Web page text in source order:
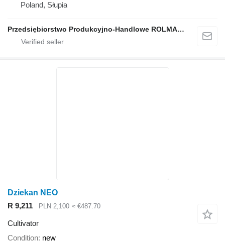
Poland, Słupia
Przedsiębiorstwo Produkcyjno-Handlowe ROLMAPOL Marcin Dziekan
Dziekan NEO
R 9,211
PLN 2,100 ≈ €487.70
Cultivator
Condition new